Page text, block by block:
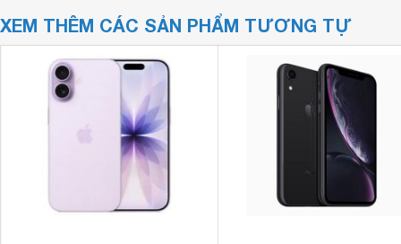
XEM THÊM CÁC SẢN PHẨM TƯƠNG TỰ